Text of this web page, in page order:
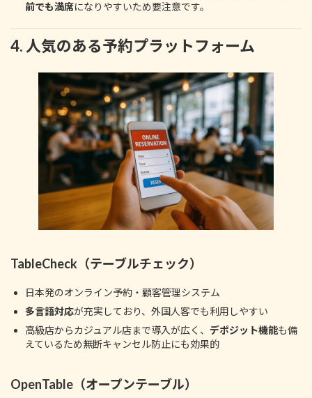
前でも満席になりやすいため要注意です。
4. 人気のある予約プラットフォーム
TableCheck（テーブルチェック）
日本発のオンライン予約・顧客管理システム
多言語対応が充実しており、外国人客でも利用しやすい
高級店からカジュアル店まで導入が広く、 デポジット機能も備
えているため無断キャンセル防止にも効果的
OpenTable（オープンテーブル）